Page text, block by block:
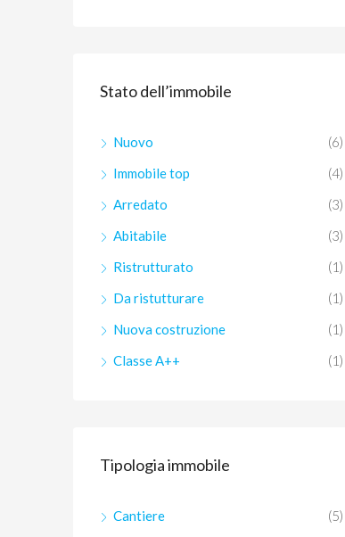
Stato dell’immobile
Nuovo
(6)
Immobile top
(4)
Arredato
(3)
Abitabile
(3)
Ristrutturato
(1)
Da ristutturare
(1)
Nuova costruzione
(1)
Classe A++
(1)
Tipologia immobile
Cantiere
(5)